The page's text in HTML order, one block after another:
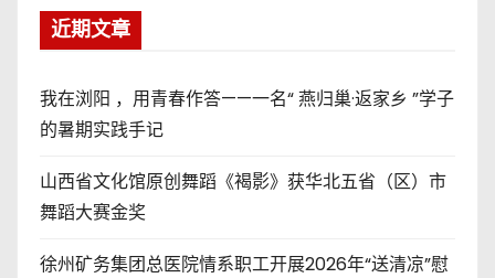
近期文章
我在浏阳 ，用青春作答——一名“ 燕归巢·返家乡 ”学子
的暑期实践手记
山西省文化馆原创舞蹈《褐影》获华北五省（区）市
舞蹈大赛金奖
徐州矿务集团总医院情系职工开展2026年“送清凉”慰